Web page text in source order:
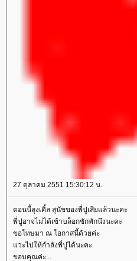
27 ตุลาคม 2551 15:30:12 น.
ตอนนี้ลุงเคิ้ล สุนัขของพี่ปูเสียแล้วนะคะ
พี่ปูอาจไม่ได้เข้าบล็อกซักพักนึงนะคะ
ขอโทษมา ณ โอกาสนี้ด้วยค่ะ
วะไปให้กำลังพี่ปูได้นะคะ
ขอบคุณค่ะ...